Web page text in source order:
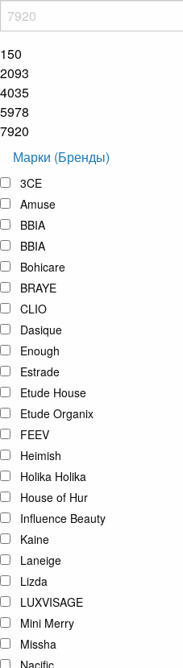
150
2093
4035
5978
7920
Марки (Бренды)
3CE
Amuse
BBIA
BBIA
Bohicare
BRAYE
CLIO
Dasique
Enough
Estrade
Etude House
Etude Organix
FEEV
Heimish
Holika Holika
House of Hur
Influence Beauty
Kaine
Laneige
Lizda
LUXVISAGE
Mini Merry
Missha
Nacific